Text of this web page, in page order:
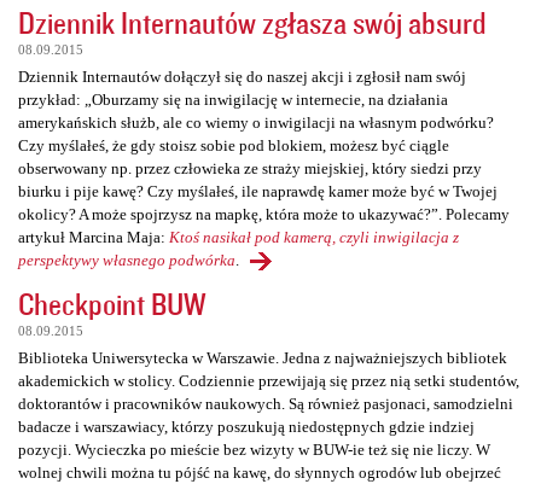
Dziennik Internautów zgłasza swój absurd
08.09.2015
Dziennik Internautów dołączył się do naszej akcji i zgłosił nam swój
przykład: „Oburzamy się na inwigilację w internecie, na działania
amerykańskich służb, ale co wiemy o inwigilacji na własnym podwórku?
Czy myślałeś, że gdy stoisz sobie pod blokiem, możesz być ciągle
obserwowany np. przez człowieka ze straży miejskiej, który siedzi przy
biurku i pije kawę? Czy myślałeś, ile naprawdę kamer może być w Twojej
okolicy? A może spojrzysz na mapkę, która może to ukazywać?”. Polecamy
artykuł Marcina Maja: Ktoś nasikał pod kamerą, czyli inwigilacja z
perspektywy własnego podwórka
Checkpoint BUW
08.09.2015
Biblioteka Uniwersytecka w Warszawie. Jedna z najważniejszych bibliotek
akademickich w stolicy. Codziennie przewijają się przez nią setki studentów,
doktorantów i pracowników naukowych. Są również pasjonaci, samodzielni
badacze i warszawiacy, którzy poszukują niedostępnych gdzie indziej
pozycji. Wycieczka po mieście bez wizyty w BUW-ie też się nie liczy. W
wolnej chwili można tu pójść na kawę, do słynnych ogrodów lub obejrzeć